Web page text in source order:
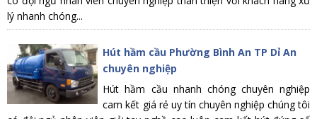
lý nhanh chóng...
Hút hầm cầu Phường Bình An TP Dỉ An
chuyên nghiệp
Hút hầm cầu nhanh chóng chuyên nghiệp
cam kết giá rẻ uy tín chuyên nghiệp chúng tôi